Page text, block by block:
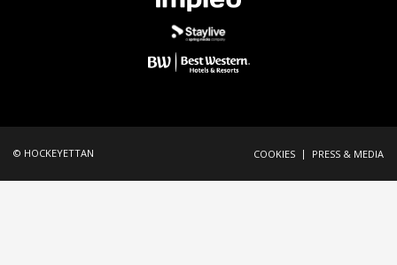
© HOCKEYETTAN COOKIES | PRESS & MEDIA